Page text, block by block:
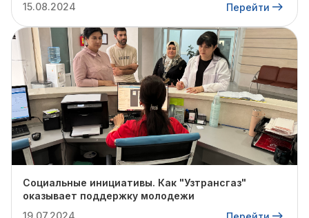
15.08.2024
Перейти
Социальные инициативы. Как "Узтрансгаз"
оказывает поддержку молодежи
19.07.2024